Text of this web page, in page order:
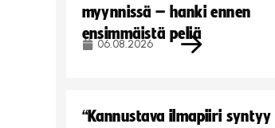
myynnissä – hanki ennen
ensimmäistä peliä
06.08.2026
“Kannustava ilmapiiri syntyy